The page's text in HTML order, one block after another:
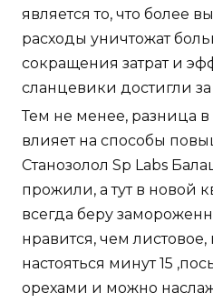
является то, что более
расходы уничтожат
сокращения затрат и
сланцевики достигли
Тем не менее, разница
влияет на способы
Станозолол Sp Labs
прожили, а тут в новой
всегда беру
нравится, чем листовое,
настояться минут 15
орехами и можно